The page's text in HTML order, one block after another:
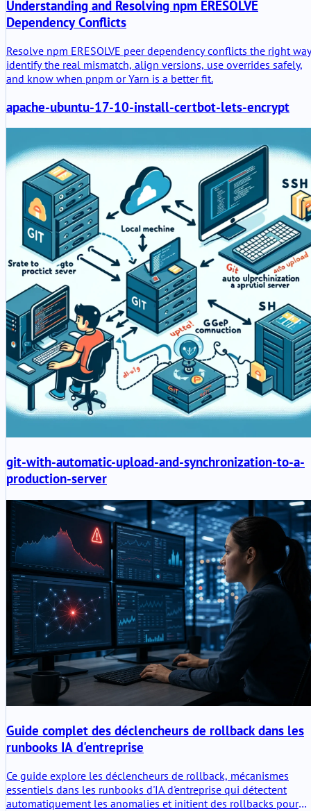
Understanding and Resolving npm ERESOLVE
Dependency Conflicts
Resolve npm ERESOLVE peer dependency conflicts the right
identify the real mismatch, align versions, use overrides safely,
and know when pnpm or Yarn is a better fit.
apache-ubuntu-17-10-install-certbot-lets-encrypt
git-with-automatic-upload-and-synchronization-to-a-
production-server
Guide complet des déclencheurs de rollback dans les
runbooks IA d'entreprise
Ce guide explore les déclencheurs de rollback, mécanismes
essentiels dans les runbooks d'IA d'entreprise qui détectent
automatiquement les anomalies et initient des rollbacks pour